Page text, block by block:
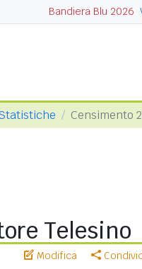
Bandiera Blu 2026
Censimento
Telesino
Modifica